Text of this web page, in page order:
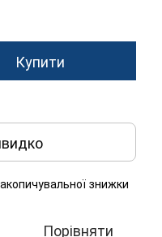
Купити
знижки
Порівняти